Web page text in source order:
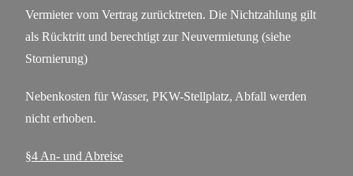
Vermieter vom Vertrag zurücktreten. Die Nichtzahlung gilt
als Rücktritt und berechtigt zur Neuvermietung (siehe
Stornierung)
Nebenkosten für Wasser, PKW-Stellplatz, Abfall werden
nicht erhoben.
§4 An- und Abreise